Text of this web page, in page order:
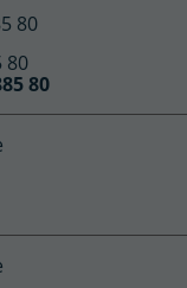
80
80